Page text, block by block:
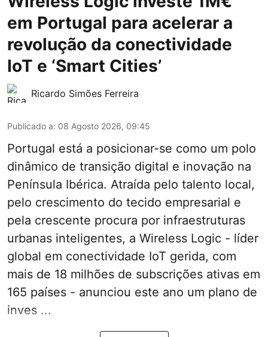
em Portugal para acelerar a
revolução da conectividade
IoT e ‘Smart Cities’
Ricardo Simões Ferreira
Publicado a: 08 Agosto 2026, 09:45
Portugal está a posicionar-se como um polo
dinâmico de transição digital e inovação na
Península Ibérica. Atraída pelo talento local,
pelo crescimento do tecido empresarial e
pela crescente procura por infraestruturas
urbanas inteligentes, a Wireless Logic - líder
global em conectividade IoT gerida, com
mais de 18 milhões de subscrições ativas em
165 países - anunciou este ano um plano de
inves ...